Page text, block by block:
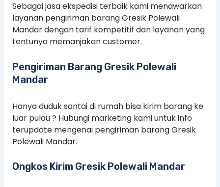
Sebagai jasa ekspedisi terbaik kami menawarkan
layanan pengiriman barang Gresik Polewali
Mandar dengan tarif kompetitif dan layanan yang
tentunya memanjakan customer.
Pengiriman Barang Gresik Polewali
Mandar
Hanya duduk santai di rumah bisa kirim barang ke
luar pulau ? Hubungi marketing kami untuk info
terupdate mengenai pengiriman barang Gresik
Polewali Mandar.
Ongkos Kirim Gresik Polewali Mandar